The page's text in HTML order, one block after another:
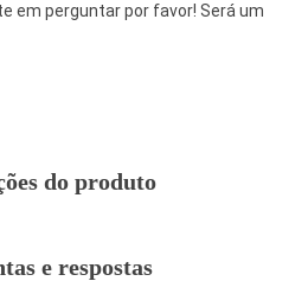
em perguntar por favor! Será um
do produto
e respostas